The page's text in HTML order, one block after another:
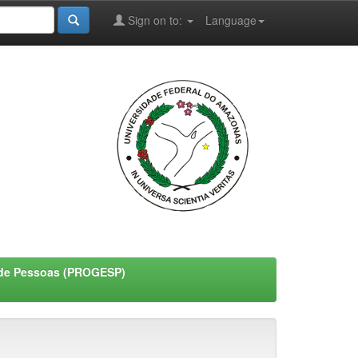
Language
Sign on to:
Pessoas (PROGESP)